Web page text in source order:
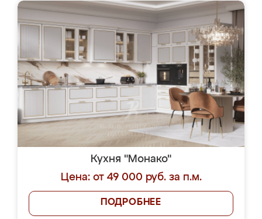
Кухня "Монако"
Цена: от 49 000 руб. за п.м.
ПОДРОБНЕЕ